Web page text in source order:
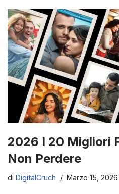
2026 I 20 Migliori
Non Perdere
di DigitalCruch Marzo 15, 2026